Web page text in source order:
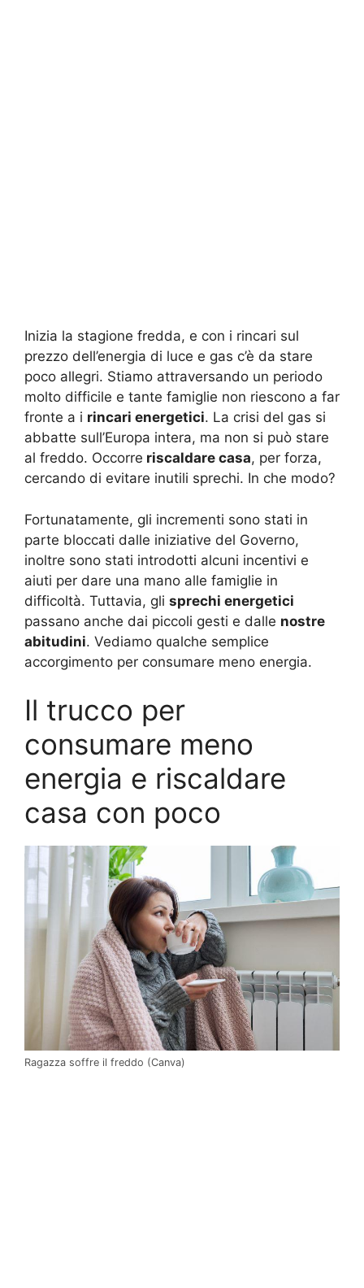
Inizia la stagione fredda, e con i rincari sul
prezzo dell’energia di luce e gas c’è da stare
poco allegri. Stiamo attraversando un periodo
molto difficile e tante famiglie non riescono a far
fronte a i rincari energetici. La crisi del gas si
abbatte sull’Europa intera, ma non si può stare
al freddo. Occorre riscaldare casa, per forza,
cercando di evitare inutili sprechi. In che modo?
Fortunatamente, gli incrementi sono stati in
parte bloccati dalle iniziative del Governo,
inoltre sono stati introdotti alcuni incentivi e
aiuti per dare una mano alle famiglie in
difficoltà. Tuttavia, gli sprechi energetici
passano anche dai piccoli gesti e dalle nostre
abitudini. Vediamo qualche semplice
accorgimento per consumare meno energia.
Il trucco per
consumare meno
energia e riscaldare
casa con poco
Ragazza soffre il freddo (Canva)